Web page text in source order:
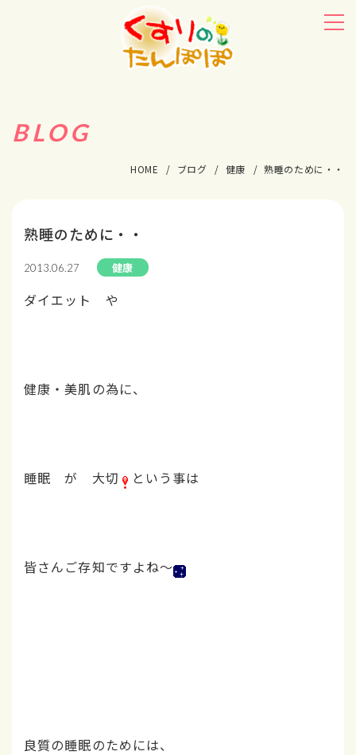
BLOG
HOME ブログ 健康 熟睡のために・・
熟睡のために・・
2013.06.27 健康
ダイエット や
健康・美肌の為に、
睡眠 が 大切 という事は
皆さんご存知ですよね～
良質の睡眠のためには、